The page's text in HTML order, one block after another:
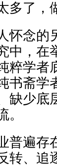
多了，
怀念的
中，在
粹学者
书斋学
缺少底
。
普遍存
转、追